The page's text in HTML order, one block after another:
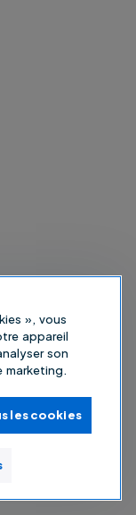
», vous
appareil
son
les cookies